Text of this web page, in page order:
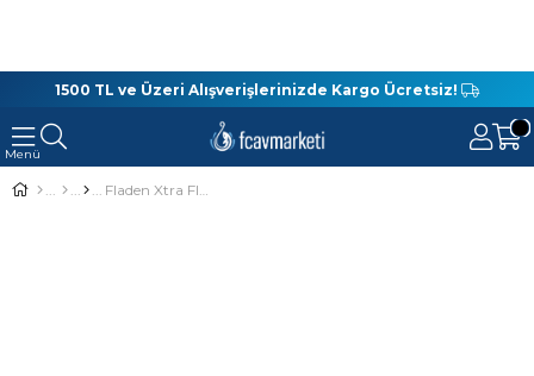
1500 TL ve Üzeri Alışverişlerinizde Kargo Ücretsiz!
Fladen Xtra Flexx 270cm 15-40gr Spin Kamışı